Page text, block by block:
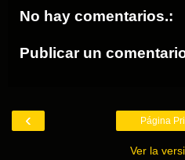
No hay comentarios.:
Publicar un
‹ Página
Ver la